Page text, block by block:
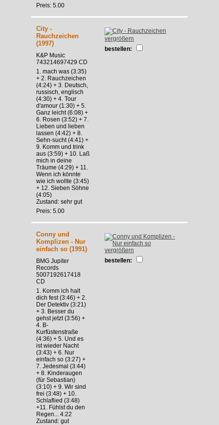
Preis: 5.00
City -
Rauchzeichen
(1997)
K&P Music
743214697429 CD
1. mach was (3:35)
+ 2. Rauchzeichen
(4:24) + 3. Deutsch,
russisch, englisch
(4:30) + 4. Tour
d'amour (1:30) + 5.
Ganz leicht (6:08) +
6. Rosen (3:52) + 7.
Lieben und lieben
lassen (4:42) + 8.
Sehn-sucht (4:41) +
9. Komm und trink
aus (3:59) + 10. Laß
mich in deine
Träume (4:29) + 11.
Wenn ich könnte
wie ich wollte (3:45)
+ 12. Sieben Söhne
(4:05)
Zustand: sehr gut
Preis: 5.00
vergrößern
bestellen:
Conny und
Komplizen - Nur
einfach so (1991)
BMG Jupiter
Records
5007192617418
CD
1. Komm ich halt
dich fest (3:46) + 2.
Der Detektiv (3:21)
+ 3. Besser du
gehst jetzt (3:56) +
4. B-
Kurfüstenstraße
(4:36) + 5. Und es
ist wieder Nacht
(3:43) + 6. Nur
einfach so (3:27) +
7. Jedesmal (3:44)
+ 8. Kinderaugen
(für Sebastian)
(3:10) + 9. Wir sind
frei (3:48) + 10.
Schlaflied (3:48)
+11. Fühlst du den
Regen... 4:22
Zustand: gut
vergrößern
bestellen: